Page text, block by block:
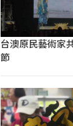
台澳原民藝術家
節